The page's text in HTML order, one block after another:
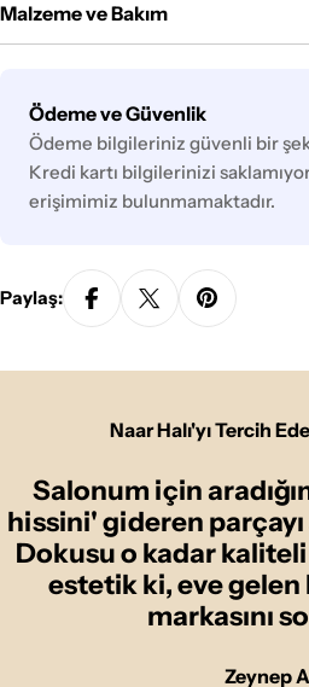
Malzeme ve Bakım
Ödeme ve Güvenlik
Ödeme
yöntemleri
Ödeme bilgileriniz güvenli bir
Kredi kartı bilgilerinizi
erişimimiz bulunmamaktadır.
Paylaş:
Naar Halı'yı Tercih
Salonum için
hissini' gideren
Dokusu o kadar
estetik ki, eve gelen
markasını
Zeynep